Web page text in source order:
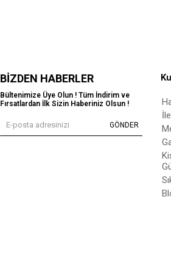
BIZDEN HABERLER
Bültenimize Üye Olun ! Tüm İndirim ve
Fırsatlardan İlk Sizin Haberiniz Olsun !
GÖNDER